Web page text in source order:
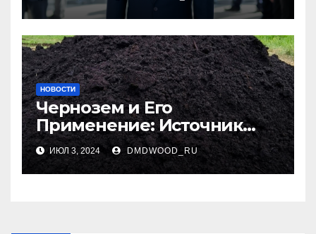
Образованию
НОВОСТИ
Чернозем и Его
Применение: Источник
Плодородия
ИЮЛ 3, 2024 DMDWOOD_RU